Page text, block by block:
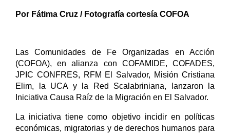
Por Fátima Cruz / Fotografía cortesía COFOA
Las Comunidades de Fe Organizadas en Acción
(COFOA), en alianza con COFAMIDE, COFADES,
JPIC CONFRES, RFM El Salvador, Misión Cristiana
Elim, la UCA y la Red Scalabriniana, lanzaron la
Iniciativa Causa Raíz de la Migración en El Salvador.
La iniciativa tiene como objetivo incidir en políticas
económicas, migratorias y de derechos humanos para